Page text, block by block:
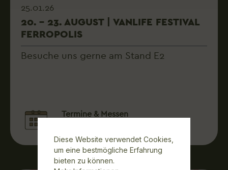
25.01.26
20. – 23. AUGUST | VANLIFE FESTIVAL
FERROPOLIS
Besuche uns gerne am Stand E2
Termine & Messen
Diese Website verwendet Cookies,
um eine bestmögliche Erfahrung
bieten zu können.